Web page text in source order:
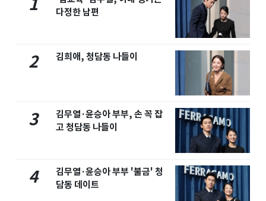
1
다정한 남편
2 김희애, 청담동 나들이
3
김무열·윤승아 부부, 손 꼭 잡
고 청담동 나들이
4
김무열·윤승아 부부 '불금' 청
담동 데이트